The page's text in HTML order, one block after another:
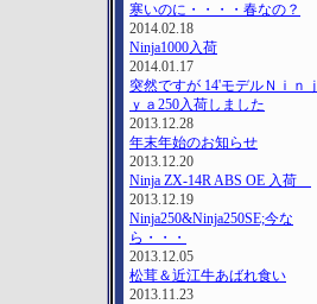
寒いのに・・・・春なの？
2014.02.18
Ninja1000入荷
2014.01.17
突然ですが 14'モデルＮｉｎｊ
ｙａ250入荷しました
2013.12.28
年末年始のお知らせ
2013.12.20
Ninja ZX-14R ABS OE 入荷
2013.12.19
Ninja250&Ninja250SE;今な
ら・・・
2013.12.05
松茸＆近江牛あばれ食い
2013.11.23